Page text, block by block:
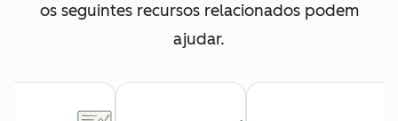
os seguintes recursos relacionados podem
ajudar.